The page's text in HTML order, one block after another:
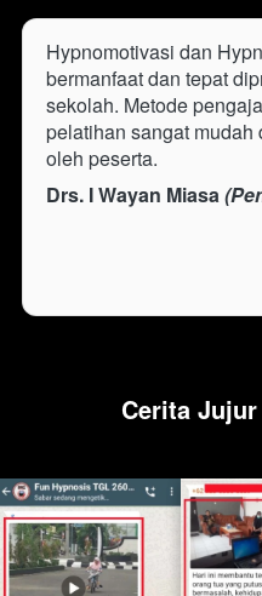
Hypnomotivasi dan
bermanfaat dan tepat
sekolah. Metode
pelatihan sangat
oleh peserta.
Drs. I Wayan Miasa
Cerita